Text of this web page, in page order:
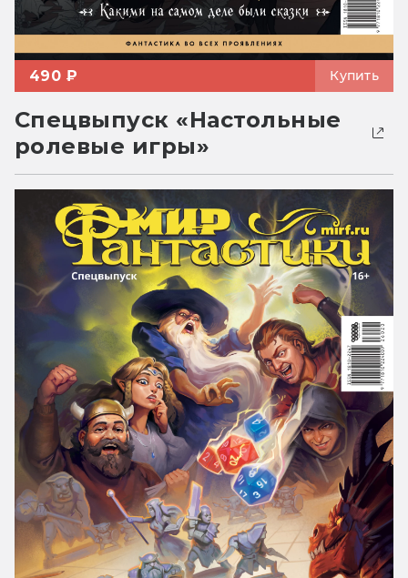
490 ₽ Купить
Спецвыпуск «Настольные
ролевые игры»